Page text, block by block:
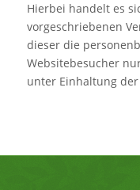
Hierbei handelt es
vorgeschriebenen
dieser die
Websitebesucher
unter Einhaltung der